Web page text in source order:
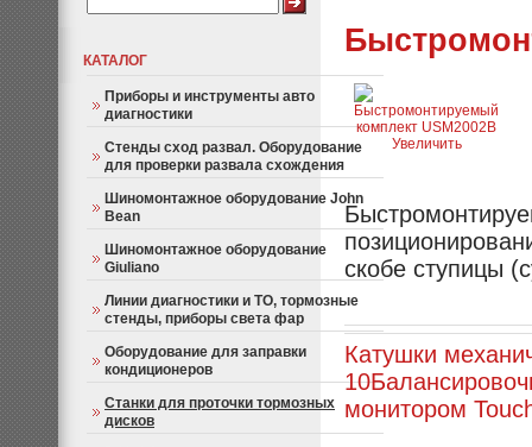
КАТАЛОГ
Приборы и инструменты авто
диагностики
Стенды сход развал. Оборудование
для проверки развала схождения
Шиномонтажное оборудование John
Bean
Шиномонтажное оборудование
Giuliano
Линии диагностики и ТО, тормозные
стенды, приборы света фар
Оборудование для заправки
кондиционеров
Станки для проточки тормозных
дисков
Увеличить
скобе ступицы
Катушки
10
монитором